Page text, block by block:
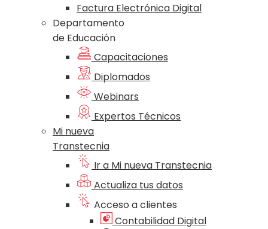
Factura Electrónica Digital
Departamento
de Educación
Capacitaciones
Diplomados
Webinars
Expertos Técnicos
Mi nueva
Transtecnia
Ir a Mi nueva Transtecnia
Actualiza tus datos
Acceso a clientes
Contabilidad Digital